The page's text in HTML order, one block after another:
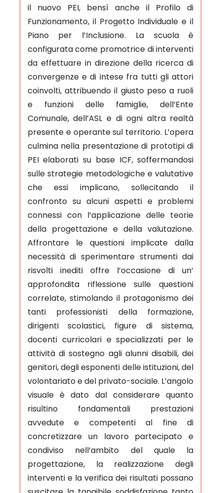
il nuovo PEI, bensì anche il Profilo di
Funzionamento, il Progetto Individuale e il
Piano per l’Inclusione. La scuola è
configurata come promotrice di interventi
da effettuare in direzione della ricerca di
convergenze e di intese fra tutti gli attori
coinvolti, attribuendo il giusto peso a ruoli
e funzioni delle famiglie, dell’Ente
Comunale, dell’ASL e di ogni altra realtà
presente e operante sul territorio. L’opera
culmina nella presentazione di prototipi di
PEI elaborati su base ICF, soffermandosi
sulle strategie metodologiche e valutative
che essi implicano, sollecitando il
confronto su alcuni aspetti e problemi
connessi con l’applicazione delle teorie
della progettazione e della valutazione.
Affrontare le questioni implicate dalla
necessità di sperimentare strumenti dai
risvolti inediti offre l’occasione di un’
approfondita riflessione sulle questioni
correlate, stimolando il protagonismo dei
tanti professionisti della formazione,
dirigenti scolastici, figure di sistema,
docenti curricolari e specializzati per le
attività di sostegno agli alunni disabili, dei
genitori, degli esponenti delle istituzioni, del
volontariato e del privato-sociale. L’angolo
visuale è dato dal considerare quanto
risultino fondamentali prestazioni
avvedute e competenti al fine di
concretizzare un lavoro partecipato e
condiviso nell’ambito del quale la
progettazione, la realizzazione degli
interventi e la verifica dei risultati possano